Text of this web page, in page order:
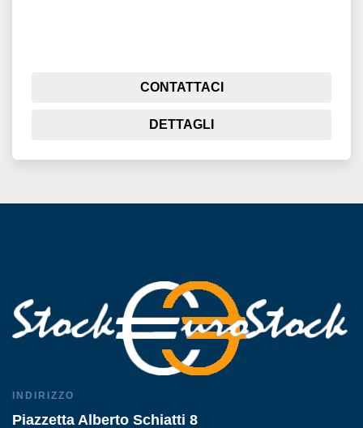
CONTATTACI
DETTAGLI
INDIRIZZO
Piazzetta Alberto Schiatti 8